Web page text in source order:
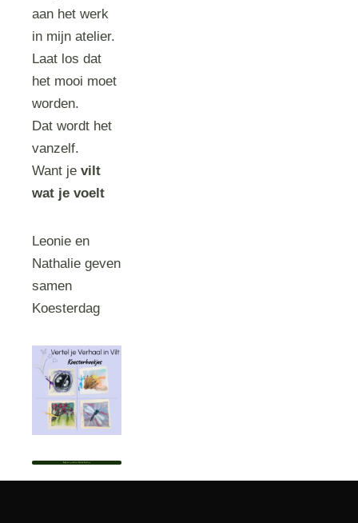
aan het werk
in mijn atelier.
Laat los dat
het mooi moet
worden.
Dat wordt het
vanzelf.
Want jevilt
wat je voelt
Leonie en
Nathalie geven
samen
Koesterdag
Bekijk het profiel van Nathalie Roelofsen